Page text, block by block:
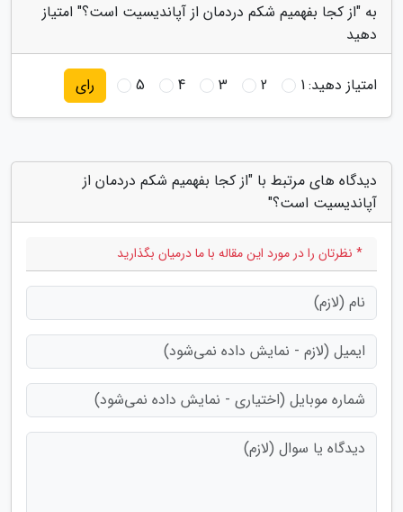
به "از کجا بفهمیم شکم دردمان از آپاندیسیت است؟" امتیاز
دهید
امتیاز دهید:1
2
3
4
5 رای
دیدگاه های مرتبط با "از کجا بفهمیم شکم دردمان از
آپاندیسیت است؟"
* نظرتان را در مورد این مقاله با ما درمیان بگذارید